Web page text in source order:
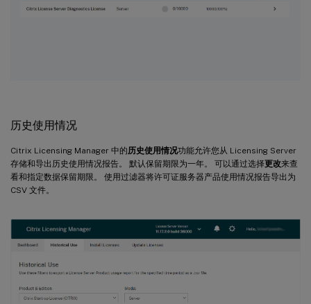
历史使用情况
Citrix Licensing Manager 中的历史使用情况功能允许您从 Licensing Server
存储和导出历史使用情况报告。 默认保留期限为一年。 可以通过选择更改来查
看和指定数据保留期限。 使用过滤器将许可证服务器产品使用情况报告导出为
CSV 文件。